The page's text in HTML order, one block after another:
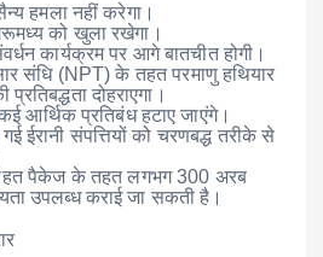
हमला नहीं करेगा।
को खुला रखेगा।
कार्यक्रम पर आगे बातचीत होगी।
संधि (NPT) के तहत परमाणु हथियार
दोहराएगा।
आर्थिक प्रतिबंध हटाए जाएंगे।
ईरानी संपत्तियों को चरणबद्ध तरीके से
पैकेज के तहत लगभग 300 अरब
उपलब्ध कराई जा सकती है।